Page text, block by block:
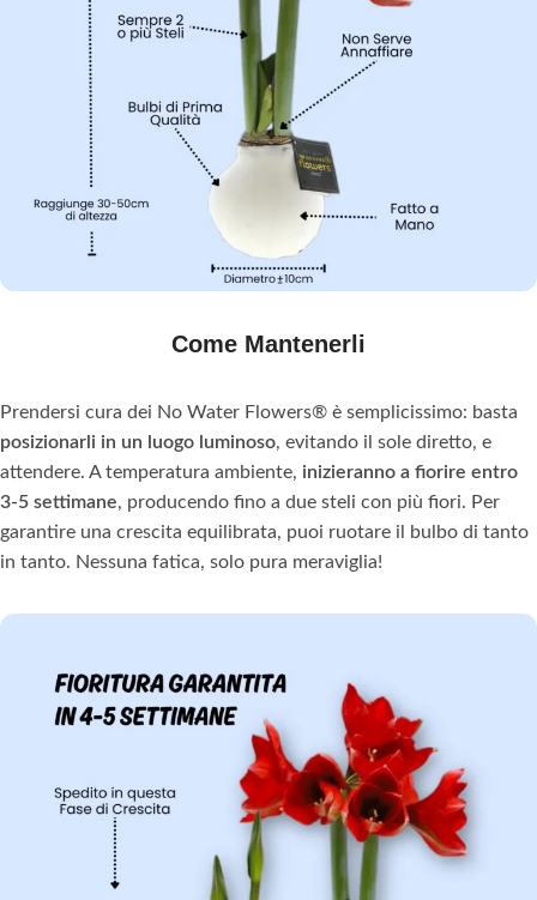
Come Mantenerli
Prendersi cura dei No Water Flowers® è semplicissimo: basta
posizionarli in un luogo luminoso, evitando il sole diretto, e
attendere. A temperatura ambiente, inizieranno a fiorire entro
3-5 settimane, producendo fino a due steli con più fiori. Per
garantire una crescita equilibrata, puoi ruotare il bulbo di tanto
in tanto. Nessuna fatica, solo pura meraviglia!